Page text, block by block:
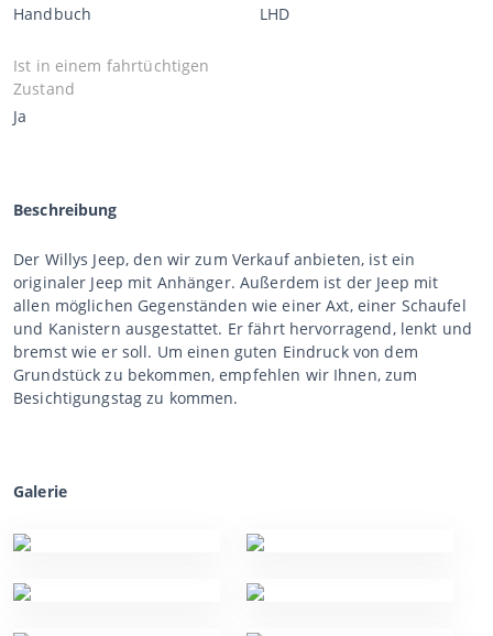
Handbuch LHD
Ist in einem fahrtüchtigen
Zustand
Ja
Beschreibung
Der Willys Jeep, den wir zum Verkauf anbieten, ist ein
originaler Jeep mit Anhänger. Außerdem ist der Jeep mit
allen möglichen Gegenständen wie einer Axt, einer Schaufel
und Kanistern ausgestattet. Er fährt hervorragend, lenkt und
bremst wie er soll. Um einen guten Eindruck von dem
Grundstück zu bekommen, empfehlen wir Ihnen, zum
Besichtigungstag zu kommen.
Galerie